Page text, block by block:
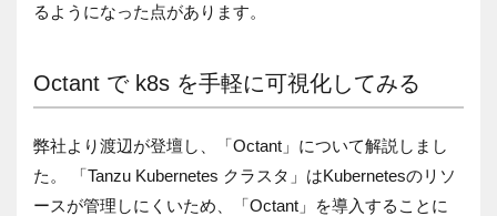
るようになった点があります。
Octant で k8s を手軽に可視化してみる
弊社より渡辺が登壇し、「Octant」について解説しまし
た。
「Tanzu Kubernetes クラスタ」はKubernetesのリソ
ースが管理しにくいため、「Octant」を導入することに